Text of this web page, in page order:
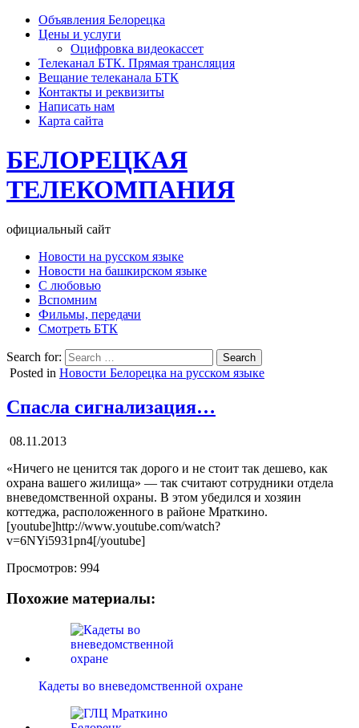
Объявления Белорецка
Цены и услуги
Оцифровка видеокассет
Телеканал БТК. Прямая трансляция
Вещание телеканала БТК
Контакты и реквизиты
Написать нам
Карта сайта
БЕЛОРЕЦКАЯ
ТЕЛЕКОМПАНИЯ
официальный сайт
Новости на русском языке
Новости на башкирском языке
С любовью
Вспомним
Фильмы, передачи
Смотреть БТК
Search for:
Posted in Новости Белорецка на русском языке
Спасла сигнализация…
08.11.2013
«Ничего не ценится так дорого и не стоит так дешево, как
охрана вашего жилища» — так считают сотрудники отдела
вневедомственной охраны. В этом убедился и хозяин
коттеджа, расположенного в районе Мраткино.
[youtube]http://www.youtube.com/watch?
v=6NYi5931pn4[/youtube]
Просмотров: 994
Похожие материалы:
Кадеты во вневедомственной охране